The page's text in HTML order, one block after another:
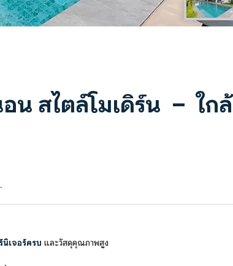
น สไตล์โมเดิร์น – ใกล้
เจอร์ครบ และวัสดุคุณภาพสูง